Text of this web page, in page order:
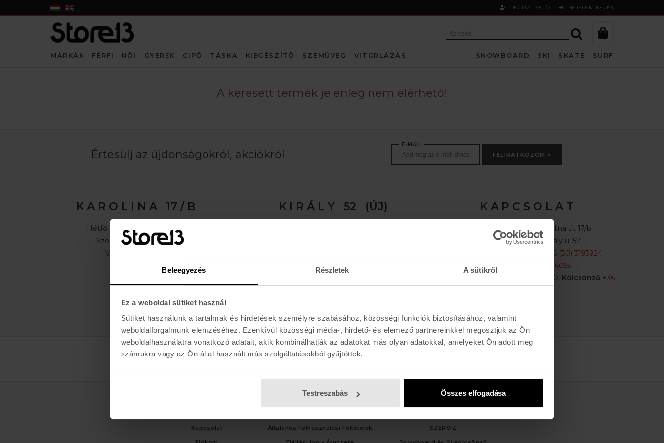
Beleegyezés Részletek A sütikről
Ez a weboldal sütiket használ
Sütiket használunk a tartalmak és hirdetések személyre szabásához, közösségi funkciók biztosításához, valamint
weboldalforgalmunk elemzéséhez. Ezenkívül közösségi média-, hirdető- és elemező partnereinkkel megosztjuk az Ön
weboldalhasználatra vonatkozó adatait, akik kombinálhatják az adatokat más olyan adatokkal, amelyeket Ön adott meg
számukra vagy az Ön által használt más szolgáltatásokból gyűjtöttek.
Testreszabás Összes elfogadása
REGISZTRÁCIÓ BEJELENTKEZÉS
MÁRKÁK FÉRFI NŐI GYEREK CIPŐ TÁSKA KIEGÉSZÍTŐ SZEMÜVEG VITORLÁZÁS SNOWBOARD SKI SKATE SURF
A keresett termék jelenleg nem elérhető!
Értesülj az újdonságokról, akciókról
E-MAIL
FELIRATKOZOM »
K A R O L I N A 17 / B
Hétfő - Péntek: 11:00 - 19:00
Szombat: 10:00 - 19:00
Vasárnap: ZÁRVA
K I R Á L Y 52 (ÚJ) K A P C S O L A T
1113 Budapest, Karolina út 17/b
1061 Budapest Király u. 52.
+36 (30) 3193924
Király:
+36 (20) 954-6055
+36 (30) 478-1540, Kölcsönző +36
Kapcsolat
TÁJÉKOZTATÓK
Általános Felhasználási Feltételek
SZOLGÁLTATÁS
SZERVIZ